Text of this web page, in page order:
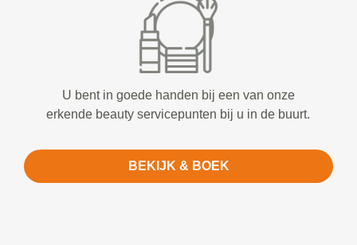
U bent in goede handen bij een van onze
erkende beauty servicepunten bij u in de buurt.
BEKIJK & BOEK